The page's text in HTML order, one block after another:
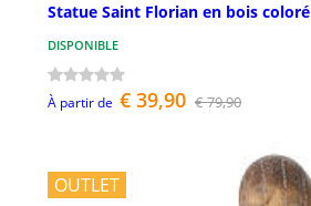
Statue Saint Florian en bois coloré
DISPONIBLE
À partir de € 39,90 € 79,90
OUTLET